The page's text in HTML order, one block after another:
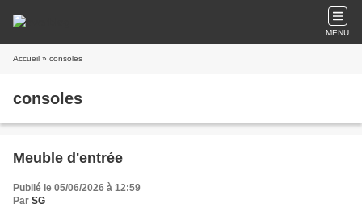
MENU
Accueil » consoles
consoles
Meuble d'entrée
Publié le 05/06/2026 à 12:59
Par SG